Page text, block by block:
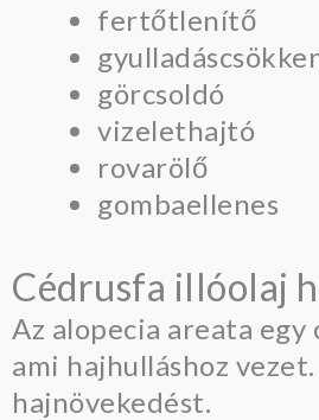
fertőtlenítő
görcsoldó
vizelethajtó
rovarölő
gombaellenes
Cédrusfa illóolaj
Az alopecia areata
ami hajhulláshoz
hajnövekedést.